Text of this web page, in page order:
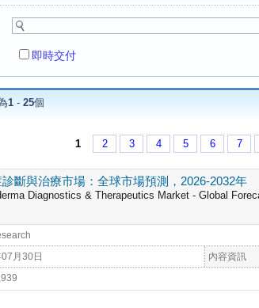
即時交付
1 - 25個
1 2 3 4 5 6 7
斷與治療市場：全球市場預測，2026-2032年
Diagnostics & Therapeutics Market - Global
月30日 內容資訊